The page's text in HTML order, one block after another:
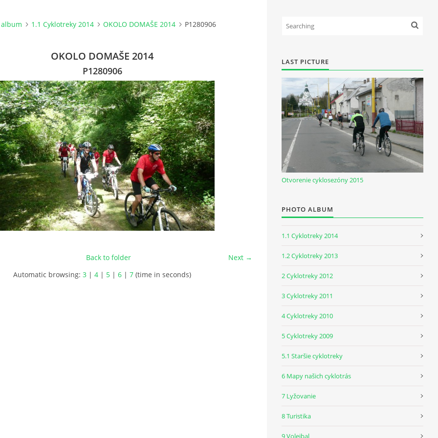
1.1 Cyklotreky 2014 OKOLO DOMAŠE 2014 P1280906
OKOLO DOMAŠE 2014
P1280906
Next →
Back to folder
Automatic browsing: 3 | 4 | 5 | 6 | 7 (time in seconds)
LAST PICTURE
Otvorenie cyklosezóny 2015
PHOTO ALBUM
1.1 Cyklotreky 2014
1.2 Cyklotreky 2013
2 Cyklotreky 2012
3 Cyklotreky 2011
4 Cyklotreky 2010
5 Cyklotreky 2009
5.1 Staršie cyklotreky
6 Mapy našich cyklotrás
7 Lyžovanie
8 Turistika
9 Volejbal